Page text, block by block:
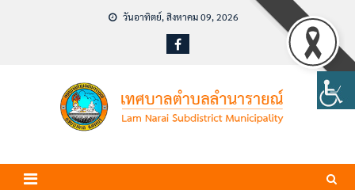
วันอาทิตย์, สิงหาคม 09, 2026